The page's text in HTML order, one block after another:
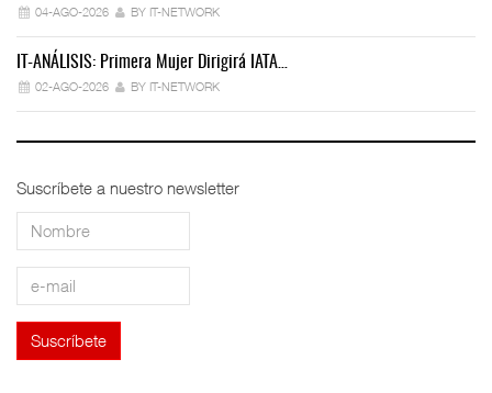
04-AGO-2026 BY IT-NETWORK
IT-ANÁLISIS: Primera Mujer Dirigirá IATA…
02-AGO-2026 BY IT-NETWORK
Suscríbete a nuestro newsletter